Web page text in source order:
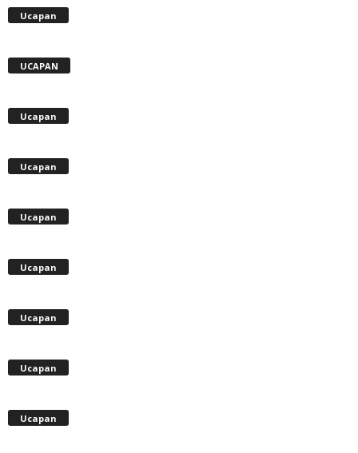
Ucapan
UCAPAN
Ucapan
Ucapan
Ucapan
Ucapan
Ucapan
Ucapan
Ucapan